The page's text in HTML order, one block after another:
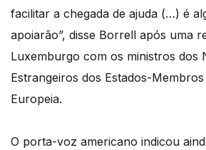
facilitar a chegada de ajuda (…) é
apoiarão”, disse Borrell após uma
Luxemburgo com os ministros dos
Estrangeiros dos Estados-
Europeia.
O porta-voz americano indicou